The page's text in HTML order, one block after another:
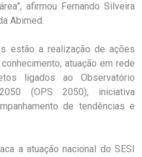
afirmou Fernando Silveira
Abimed.
estão a realização de ações
atuação em rede
ligados ao Observatório
(OPS 2050), iniciativa
de tendências e
a atuação nacional do SESI